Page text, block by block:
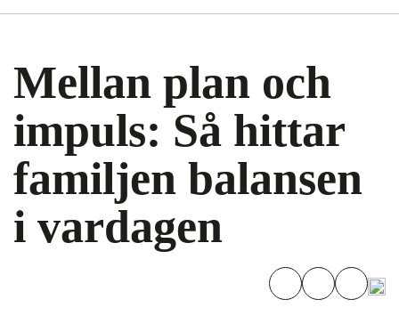
Mellan plan och
impuls: Så hittar
familjen balansen
i vardagen